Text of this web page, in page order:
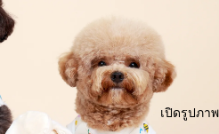
เปิดรูปภา